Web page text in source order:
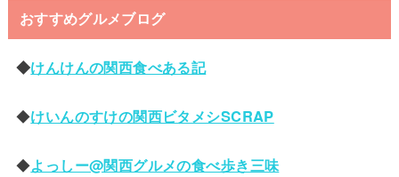
おすすめグルメブログ
◆けんけんの関西食べある記
◆けいんのすけの関西ビタメシSCRAP
◆よっしー@関西グルメの食べ歩き三味